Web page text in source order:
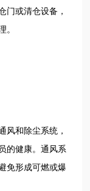
门或清仓设备，
。
风和除尘系统，
的健康。通风系
免形成可燃或爆